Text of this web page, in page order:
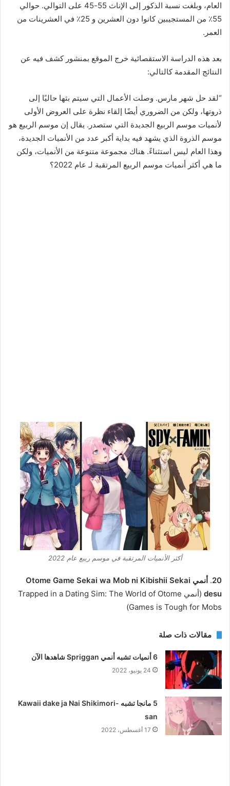
العام، وبلغت نسبة الذكور إلى الإناث 55-45 على التوالي. حوالي
55٪ من المستجيبين كانوا دون العشرين و 25٪ في العشرينات من
العمر.
بعد هذه الدراسة الاستقصائية خرج الموقع بمنشور كشف فيه عن
النتائج المقدمة كالتالي:
“لقد حل شهر مارس. وصلت الأعمال التي سيتم بثها حاليًا إلى
ذروتها، ولكن من الضروري أيضًا إلقاء نظرة على العروض الأولى
لأنميات موسم الربيع الجديدة التي ستصدر. يقال إن موسم الربيع هو
موسم الذروة الذي يشهد فيه بداية أكبر عدد من الأنميات الجديدة،
وهذا العام ليس استثناءً. هناك مجموعة متنوعة من الأنميات، ولكن
ما هي أكثر أنميات موسم الربيع المرتقبة لـ عام 2022؟
أكثر الأنميات المرتقبة في موسم ربيع عام 2022
20
.
أنمي Otome Game Sekai wa Mob ni Kibishii Sekai
desu
(أنمي Trapped in a Dating Sim: The World of Otome
Games is Tough for Mobs)
مقالات ذات صلة
6 أنميات تشبه أنمي Spriggan شاهدها الآن
24 يونيو، 2022
5 مانجا تشبه Kawaii dake ja Nai Shikimori-
san
17 أغسطس، 2022